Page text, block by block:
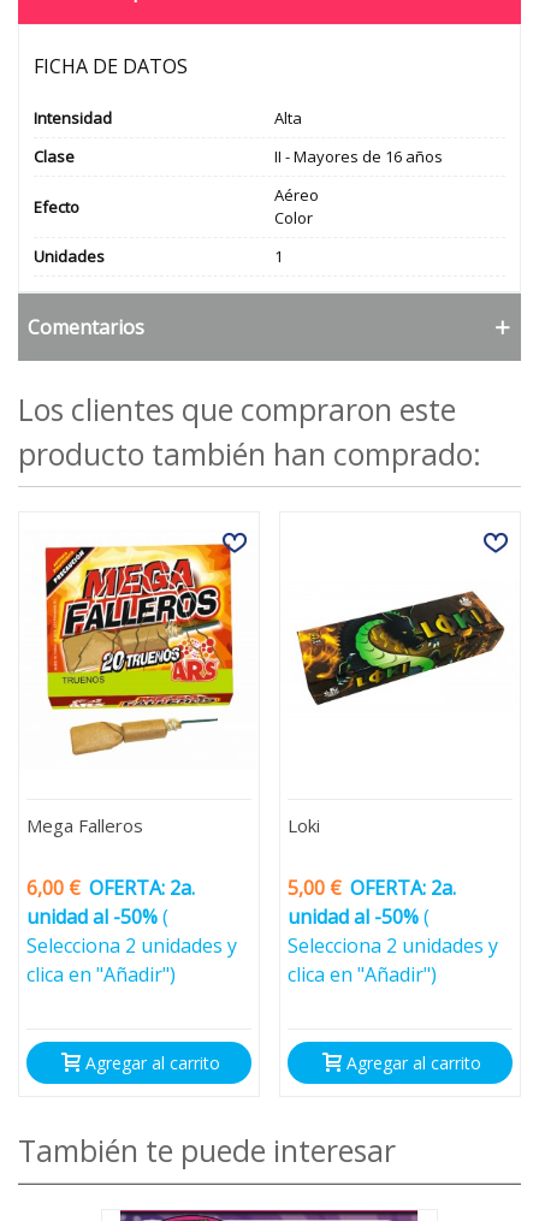
FICHA DE DATOS
Intensidad
Alta
Clase
II - Mayores de 16 años
Efecto
Aéreo
Color
Unidades
1
Comentarios
Los clientes que compraron este
producto también han comprado:
Mega Falleros
6,00 € OFERTA: 2a.
unidad al -50%(
Selecciona 2 unidades y
clica en "Añadir")
Agregar al carrito
Loki
5,00 € OFERTA: 2a.
unidad al -50%(
Selecciona 2 unidades y
clica en "Añadir")
Agregar al carrito
También te puede interesar